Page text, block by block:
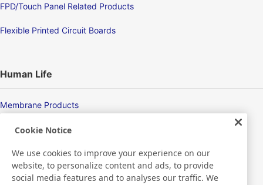
FPD/Touch Panel Related Products
Flexible Printed Circuit Boards
Human Life
Membrane Products
Medical Products
Hygiene
Cookie Notice
We use cookies to improve your experience on our
website, to personalize content and ads, to provide
social media features and to analyses our traffic. We